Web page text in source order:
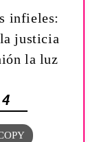
infieles:
justicia
la luz